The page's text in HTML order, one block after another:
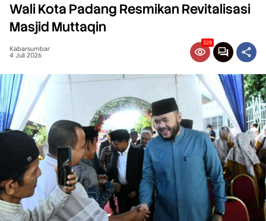
Wali Kota Padang Resmikan Revitalisasi
Masjid Muttaqin
Kabarsumbar
4 Juli 2026
328